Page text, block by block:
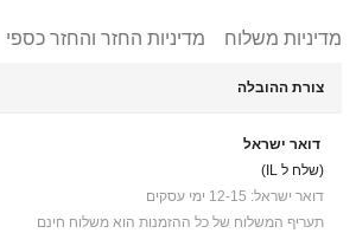
מדיניות משלוח מדיניות החזר והחזר כספי
צורת ההובלה
דואר ישראל
(שלח ל IL)
דואר ישראל: 12-15 ימי עסקים
תעריף המשלוח של כל ההזמנות הוא משלוח חינם